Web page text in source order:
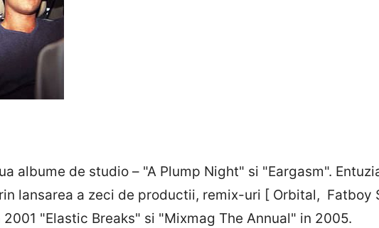
albume de studio – "A Plump Night" si "Eargasm".
lansarea a zeci de productii, remix-uri [ Orbital, Fatboy
"Elastic Breaks" si "Mixmag The Annual" in 2005.